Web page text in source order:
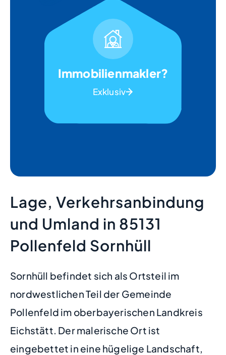
Immobilienmakler?
Exklusiv
Lage, Verkehrsanbindung
und Umland in 85131
Pollenfeld Sornhüll
Sornhüll befindet sich als Ortsteil im
nordwestlichen Teil der Gemeinde
Pollenfeld im oberbayerischen Landkreis
Eichstätt. Der malerische Ort ist
eingebettet in eine hügelige Landschaft,